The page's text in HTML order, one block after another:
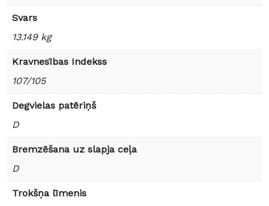
Svars
13.149 kg
Kravnesības Indekss
107/105
Degvielas patēriņš
D
Bremzēšana uz slapja ceļa
D
Trokšņa līmenis